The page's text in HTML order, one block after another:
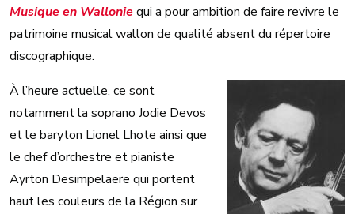
Musique en Walloniequi a pour ambition de faire revivre le
patrimoine musical wallon de qualité absent du répertoire
discographique.
À l’heure actuelle, ce sont
notamment la soprano Jodie Devos
et le baryton Lionel Lhote ainsi que
le chef d’orchestre et pianiste
Ayrton Desimpelaere qui portent
haut les couleurs de la Région sur